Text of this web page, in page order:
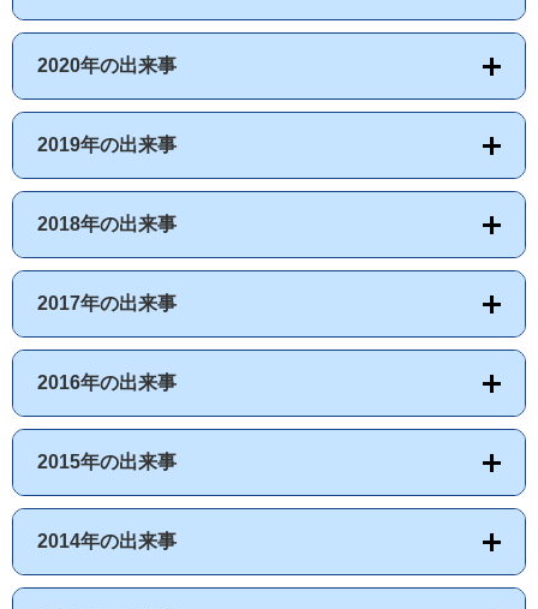
2020年の出来事
2019年の出来事
2018年の出来事
2017年の出来事
2016年の出来事
2015年の出来事
2014年の出来事